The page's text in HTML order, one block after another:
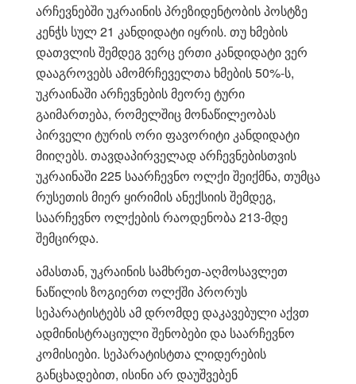
არჩევნებში უკრაინის პრეზიდენტობის პოსტზე
კენჭს სულ 21 კანდიდატი იყრის. თუ ხმების
დათვლის შემდეგ ვერც ერთი კანდიდატი ვერ
დააგროვებს ამომრჩეველთა ხმების 50%-ს,
უკრაინაში არჩევნების მეორე ტური
გაიმართება, რომელშიც მონაწილეობას
პირველი ტურის ორი ფავორიტი კანდიდატი
მიიღებს. თავდაპირველად არჩევნებისთვის
უკრაინაში 225 საარჩევნო ოლქი შეიქმნა, თუმცა
რუსეთის მიერ ყირიმის ანექსიის შემდეგ,
საარჩევნო ოლქების რაოდენობა 213-მდე
შემცირდა.
ამასთან, უკრაინის სამხრეთ-აღმოსავლეთ
ნაწილის ზოგიერთ ოლქში პრორუს
სეპარატისტებს ამ დრომდე დაკავებული აქვთ
ადმინისტრაციული შენობები და საარჩევნო
კომისიები. სეპარატისტთა ლიდერების
განცხადებით, ისინი არ დაუშვებენ